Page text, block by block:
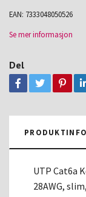
EAN: 7333048050526
Se mer informasjon
Del
PRODUKTINFO
UTP Cat6a
28AWG,